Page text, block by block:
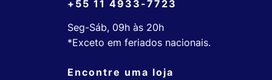
+55 11 4933-7723
Seg-Sáb, 09h às 20h
*Exceto em feriados nacionais.
Encontre uma loja